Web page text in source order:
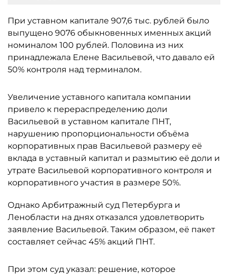
При уставном капитале 907,6 тыс. рублей было
выпущено 9076 обыкновенных именных акций
номиналом 100 рублей. Половина из них
принадлежала Елене Васильевой, что давало ей
50% контроля над терминалом.
Увеличение уставного капитала компании
привело к перераспределению доли
Васильевой в уставном капитале ПНТ,
нарушению пропорциональности объёма
корпоративных прав Васильевой размеру её
вклада в уставный капитал и размытию её доли и
утрате Васильевой корпоративного контроля и
корпоративного участия в размере 50%.
Однако Арбитражный суд Петербурга и
Ленобласти на днях отказался удовлетворить
заявление Васильевой. Таким образом, её пакет
составляет сейчас 45% акций ПНТ.
При этом суд указал: решение, которое